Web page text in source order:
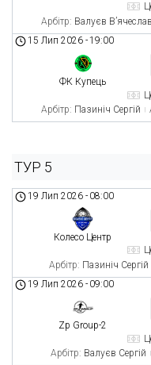
Арбітр: Валуєв В’ячеслав
15 Лип 2026 -19:00
ФК Купець
Арбітр: Пазиніч Сергій
ТУР 5
19 Лип 2026 - 08:00
Колесо Центр
Арбітр: Пазиніч Сергій
19 Лип 2026 - 09:00
Zp Group-2
Арбітр: Валуєв Сергій